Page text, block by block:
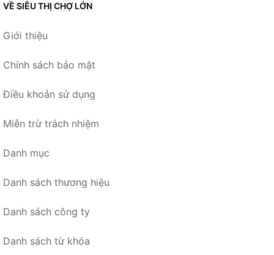
VỀ SIÊU THỊ CHỢ LỚN
Giới thiệu
Chính sách bảo mật
Điều khoản sử dụng
Miễn trừ trách nhiệm
Danh mục
Danh sách thương hiệu
Danh sách công ty
Danh sách từ khóa